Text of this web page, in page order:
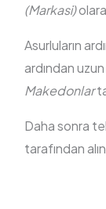
(Markasi)
Asurluların
ardından
Makedonlar
Daha sonra
tarafından